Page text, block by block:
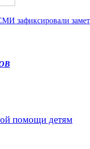
зафиксировали
помощи детям